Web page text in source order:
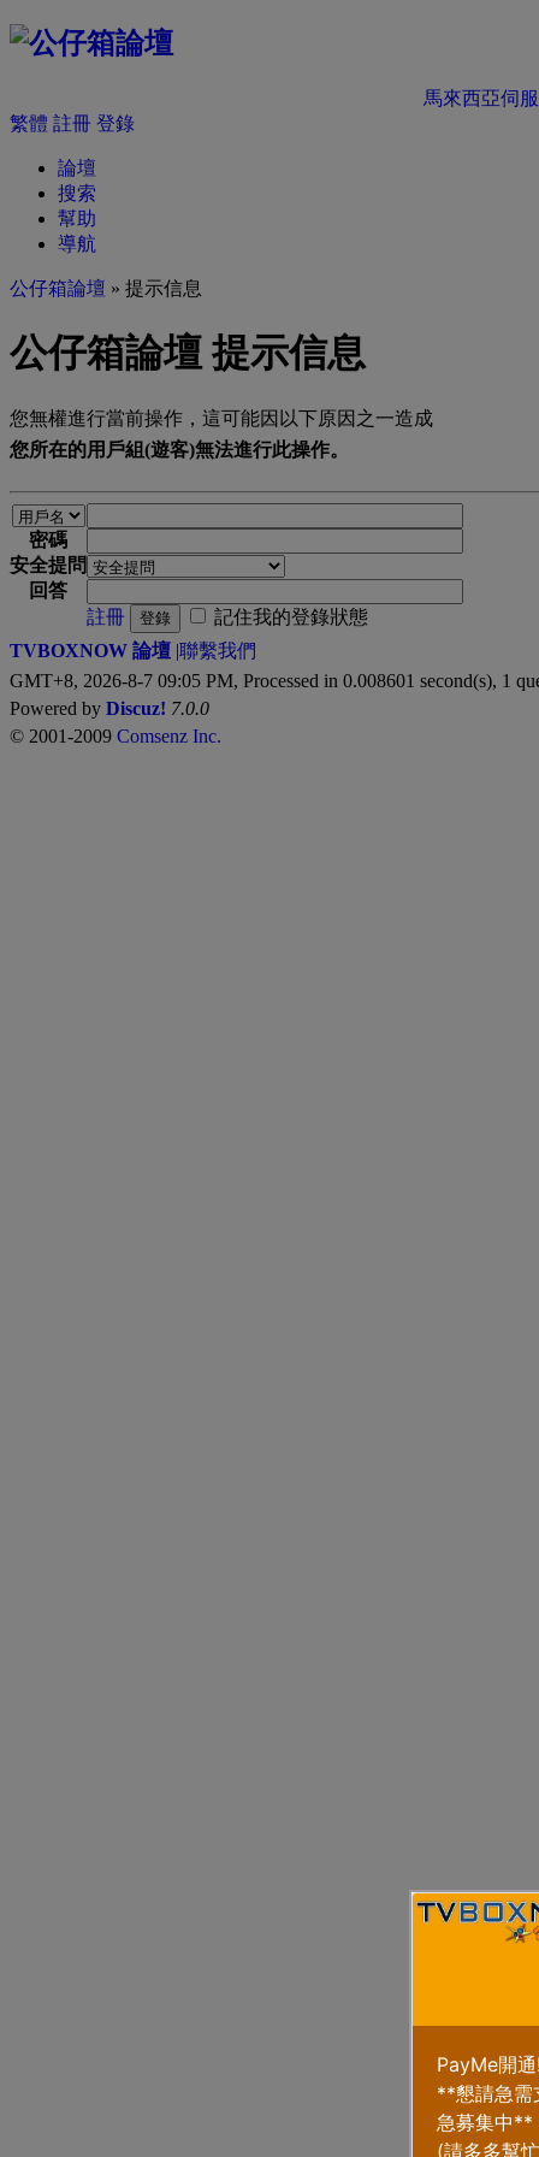
馬來西亞伺
繁體 註冊 登錄
論壇
搜索
幫助
導航
公仔箱論壇 » 提示信息
公仔箱論壇 提示信息
您無權進行當前操作，這可能因以下原因之一造成
您所在的用戶組(遊客)無法進行此操作。
密碼
安全提問
回答
註冊
登錄
記住我的登錄狀態
TVBOXNOW 論壇 |聯繫我們
GMT+8, 2026-8-7 09:05 PM, Processed in 0.008601 second(s), 1
Powered by Discuz! 7.0.0
© 2001-2009 Comsenz Inc.